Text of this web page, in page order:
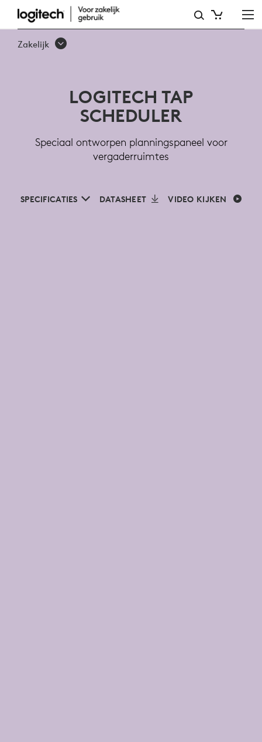
LOGITECH
TAP
VERGADERRUIMTES
Zakelijk
LOGITECH TAP
SCHEDULER
Speciaal ontworpen planningspaneel voor
vergaderruimtes
SPECIFICATIES DATASHEET VIDEO KIJKEN